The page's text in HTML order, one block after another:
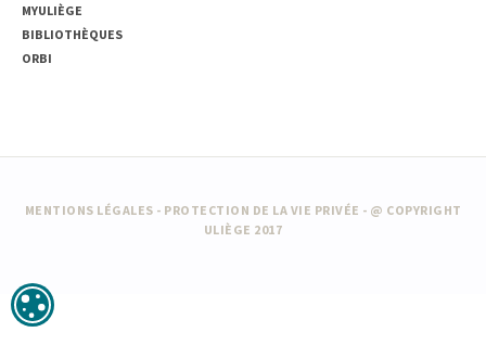
MYULIÈGE
BIBLIOTHÈQUES
ORBI
MENTIONS LÉGALES - PROTECTION DE LA VIE PRIVÉE - @ COPYRIGHT
ULIÈGE 2017